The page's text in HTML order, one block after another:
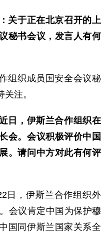
关于正在北京召开的上
秘书会议，发言人有何
组织成员国安全会议秘
注。
日，伊斯兰合作组织在
会。会议积极评价中国
。请问中方对此有何评
日，伊斯兰合作组织外
会议肯定中国为保护穆
国同伊斯兰国家关系全